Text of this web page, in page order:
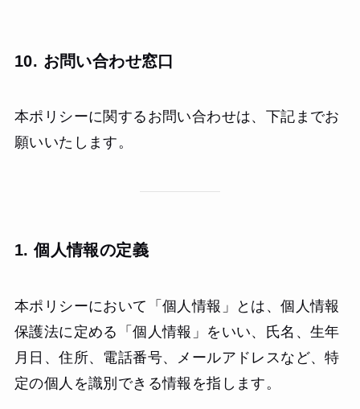
10. お問い合わせ窓口
本ポリシーに関するお問い合わせは、下記までお
願いいたします。
1. 個人情報の定義
本ポリシーにおいて「個人情報」とは、個人情報
保護法に定める「個人情報」をいい、氏名、生年
月日、住所、電話番号、メールアドレスなど、特
定の個人を識別できる情報を指します。